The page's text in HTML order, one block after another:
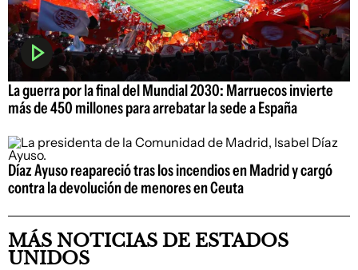
La guerra por la final del Mundial 2030: Marruecos invierte
más de 450 millones para arrebatar la sede a España
Díaz Ayuso reapareció tras los incendios en Madrid y cargó
contra la devolución de menores en Ceuta
MÁS NOTICIAS DE ESTADOS
UNIDOS